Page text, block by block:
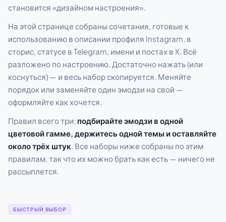
становится «дизайном настроения».
На этой странице собраны сочетания, готовые к
использованию в описании профиля Instagram, в
сторис, статусе в Telegram, имени и постах в X. Всё
разложено по настроению. Достаточно нажать (или
коснуться) — и весь набор скопируется. Меняйте
порядок или заменяйте один эмодзи на свой —
оформляйте как хочется.
Правил всего три: подбирайте эмодзи в одной
цветовой гамме, держитесь одной темы и оставляйте
около трёх штук . Все наборы ниже собраны по этим
правилам, так что их можно брать как есть — ничего не
рассыплется.
БЫСТРЫЙ ВЫБОР